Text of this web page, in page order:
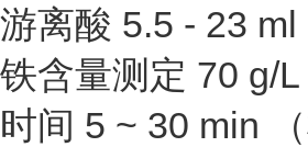
游离酸 5.5 - 23 ml
铁含量测定 70 g/L
时间 5 ~ 30 min